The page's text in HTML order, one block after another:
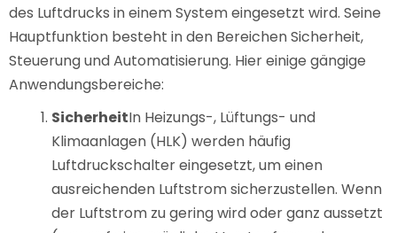
des Luftdrucks in einem System eingesetzt wird. Seine
Hauptfunktion besteht in den Bereichen Sicherheit,
Steuerung und Automatisierung. Hier einige gängige
Anwendungsbereiche:
SicherheitIn Heizungs-, Lüftungs- und
Klimaanlagen (HLK) werden häufig
Luftdruckschalter eingesetzt, um einen
ausreichenden Luftstrom sicherzustellen. Wenn
der Luftstrom zu gering wird oder ganz aussetzt